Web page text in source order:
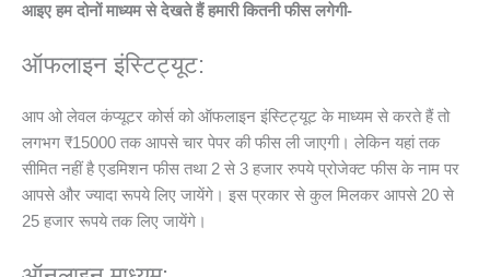
आइए हम दोनों माध्यम से देखते हैं हमारी कितनी फीस लगेगी-
ऑफलाइन इंस्टिट्यूट:
आप ओ लेवल कंप्यूटर कोर्स को ऑफलाइन इंस्टिट्यूट के माध्यम से करते हैं तो
लगभग ₹15000 तक आपसे चार पेपर की फीस ली जाएगी। लेकिन यहां तक
सीमित नहीं है एडमिशन फीस तथा 2 से 3 हजार रुपये प्रोजेक्ट फीस के नाम पर
आपसे और ज्यादा रूपये लिए जायेंगे। इस प्रकार से कुल मिलकर आपसे 20 से
25 हजार रूपये तक लिए जायेंगे।